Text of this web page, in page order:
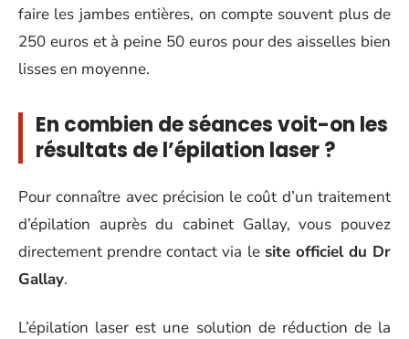
faire les jambes entières, on compte souvent plus de
250 euros et à peine 50 euros pour des aisselles bien
lisses en moyenne.
En combien de séances voit-on les
résultats de l’épilation laser ?
Pour connaître avec précision le coût d’un traitement
d’épilation auprès du cabinet Gallay, vous pouvez
directement prendre contact via le site officiel du Dr
Gallay.
L’épilation laser est une solution de réduction de la